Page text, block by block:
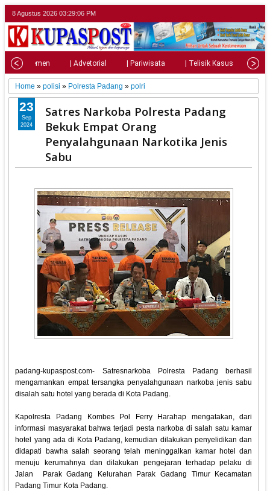
8 Agustus 2026 03:29:07 PM
| Parlemen | Advetorial | Pariwisata | Telisik Kasus |
Home »polisi » Polresta Padang »polri
Satres Narkoba Polresta Padang
Bekuk Empat Orang
Penyalahgunaan Narkotika Jenis
Sabu
padang-kupaspost.com- Satresnarkoba Polresta Padang berhasil
mengamankan empat tersangka penyalahgunaan narkoba jenis sabu
disalah satu hotel yang berada di Kota Padang.
Kapolresta Padang Kombes Pol Ferry Harahap mengatakan, dari
informasi masyarakat bahwa terjadi pesta narkoba di salah satu kamar
hotel yang ada di Kota Padang, kemudian dilakukan penyelidikan dan
didapati bawha salah seorang telah meninggalkan kamar hotel dan
menuju kerumahnya dan dilakukan pengejaran terhadap pelaku di
Jalan Parak Gadang Kelurahan Parak Gadang Timur Kecamatan
Padang Timur Kota Padang.
23
Sep
2024